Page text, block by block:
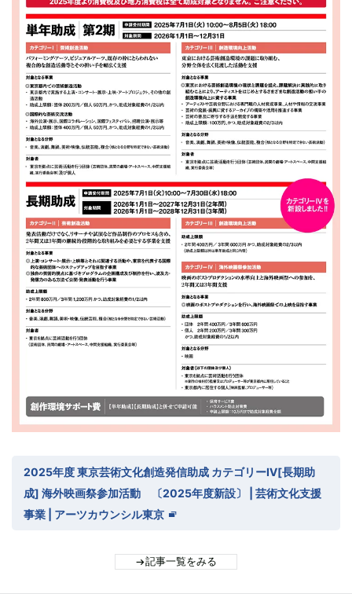
2025年度 東京芸術文化創造発信助成 カテゴリーⅣ[長期助
成] 海外映画祭参加活動 〔2025年度新設〕 | 芸術文化支援
事業 | アーツカウンシル東京
記事一覧をみる